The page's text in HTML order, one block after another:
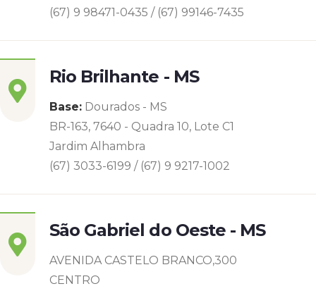
(67) 9 98471-0435 / (67) 99146-7435
Rio Brilhante - MS
Base: Dourados - MS
BR-163, 7640 - Quadra 10, Lote C1
Jardim Alhambra
(67) 3033-6199 / (67) 9 9217-1002
São Gabriel do Oeste - MS
AVENIDA CASTELO BRANCO,300
CENTRO